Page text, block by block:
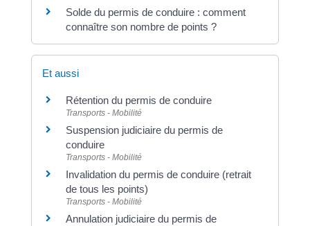
Solde du permis de conduire : comment
connaître son nombre de points ?
Et aussi
Rétention du permis de conduire
Transports - Mobilité
Suspension judiciaire du permis de
conduire
Transports - Mobilité
Invalidation du permis de conduire (retrait
de tous les points)
Transports - Mobilité
Annulation judiciaire du permis de